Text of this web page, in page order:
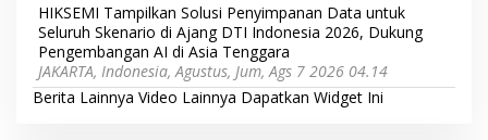
HIKSEMI Tampilkan Solusi Penyimpanan Data untuk
Seluruh Skenario di Ajang DTI Indonesia 2026, Dukung
Pengembangan AI di Asia Tenggara
JAKARTA, Indonesia, Agustus, Jum, Ags 7 2026 04.14
Berita Lainnya Video Lainnya Dapatkan Widget Ini